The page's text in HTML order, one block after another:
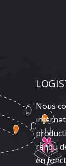
Nous
rendu
en